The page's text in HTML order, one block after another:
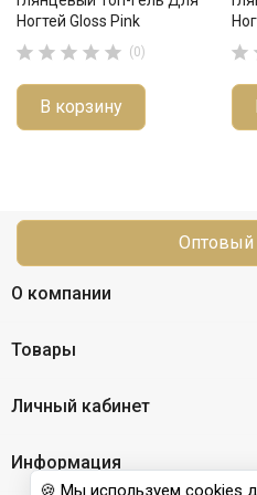
Ногтей Gloss Pink
     (0)
В корзину

Оптовый
О компании
Товары
Личный кабинет
Информация
🍪 Мы используем cookies